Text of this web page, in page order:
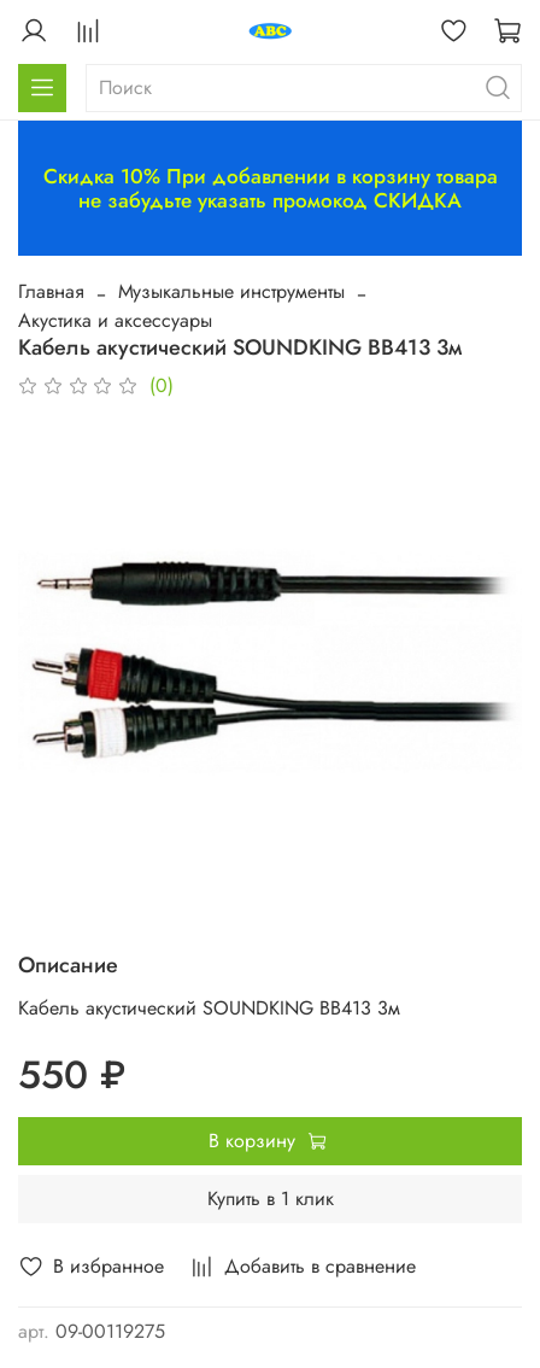
Скидка 10% При добавлении в корзину товара
не забудьте указать промокод СКИДКА
Главная
Музыкальные инструменты
Акустика и аксессуары
Кабель акустический SOUNDKING BB413 3м
(0)
В избранное Добавить в сравнение
арт. 09-00119275
Описание
Кабель акустический SOUNDKING BB413 3м
550 ₽
В корзину
Купить в 1 клик